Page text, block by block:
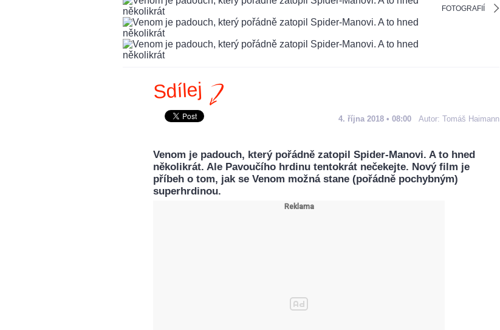
FOTOGRAFIÍ
Sdílej
4. října 2018 • 08:00 Autor: Tomáš Haimann
Venom je padouch, který pořádně zatopil Spider-Manovi. A to hned
několikrát. Ale Pavoučího hrdinu tentokrát nečekejte. Nový film je
příbeh o tom, jak se Venom možná stane (pořádně pochybným)
superhrdinou.